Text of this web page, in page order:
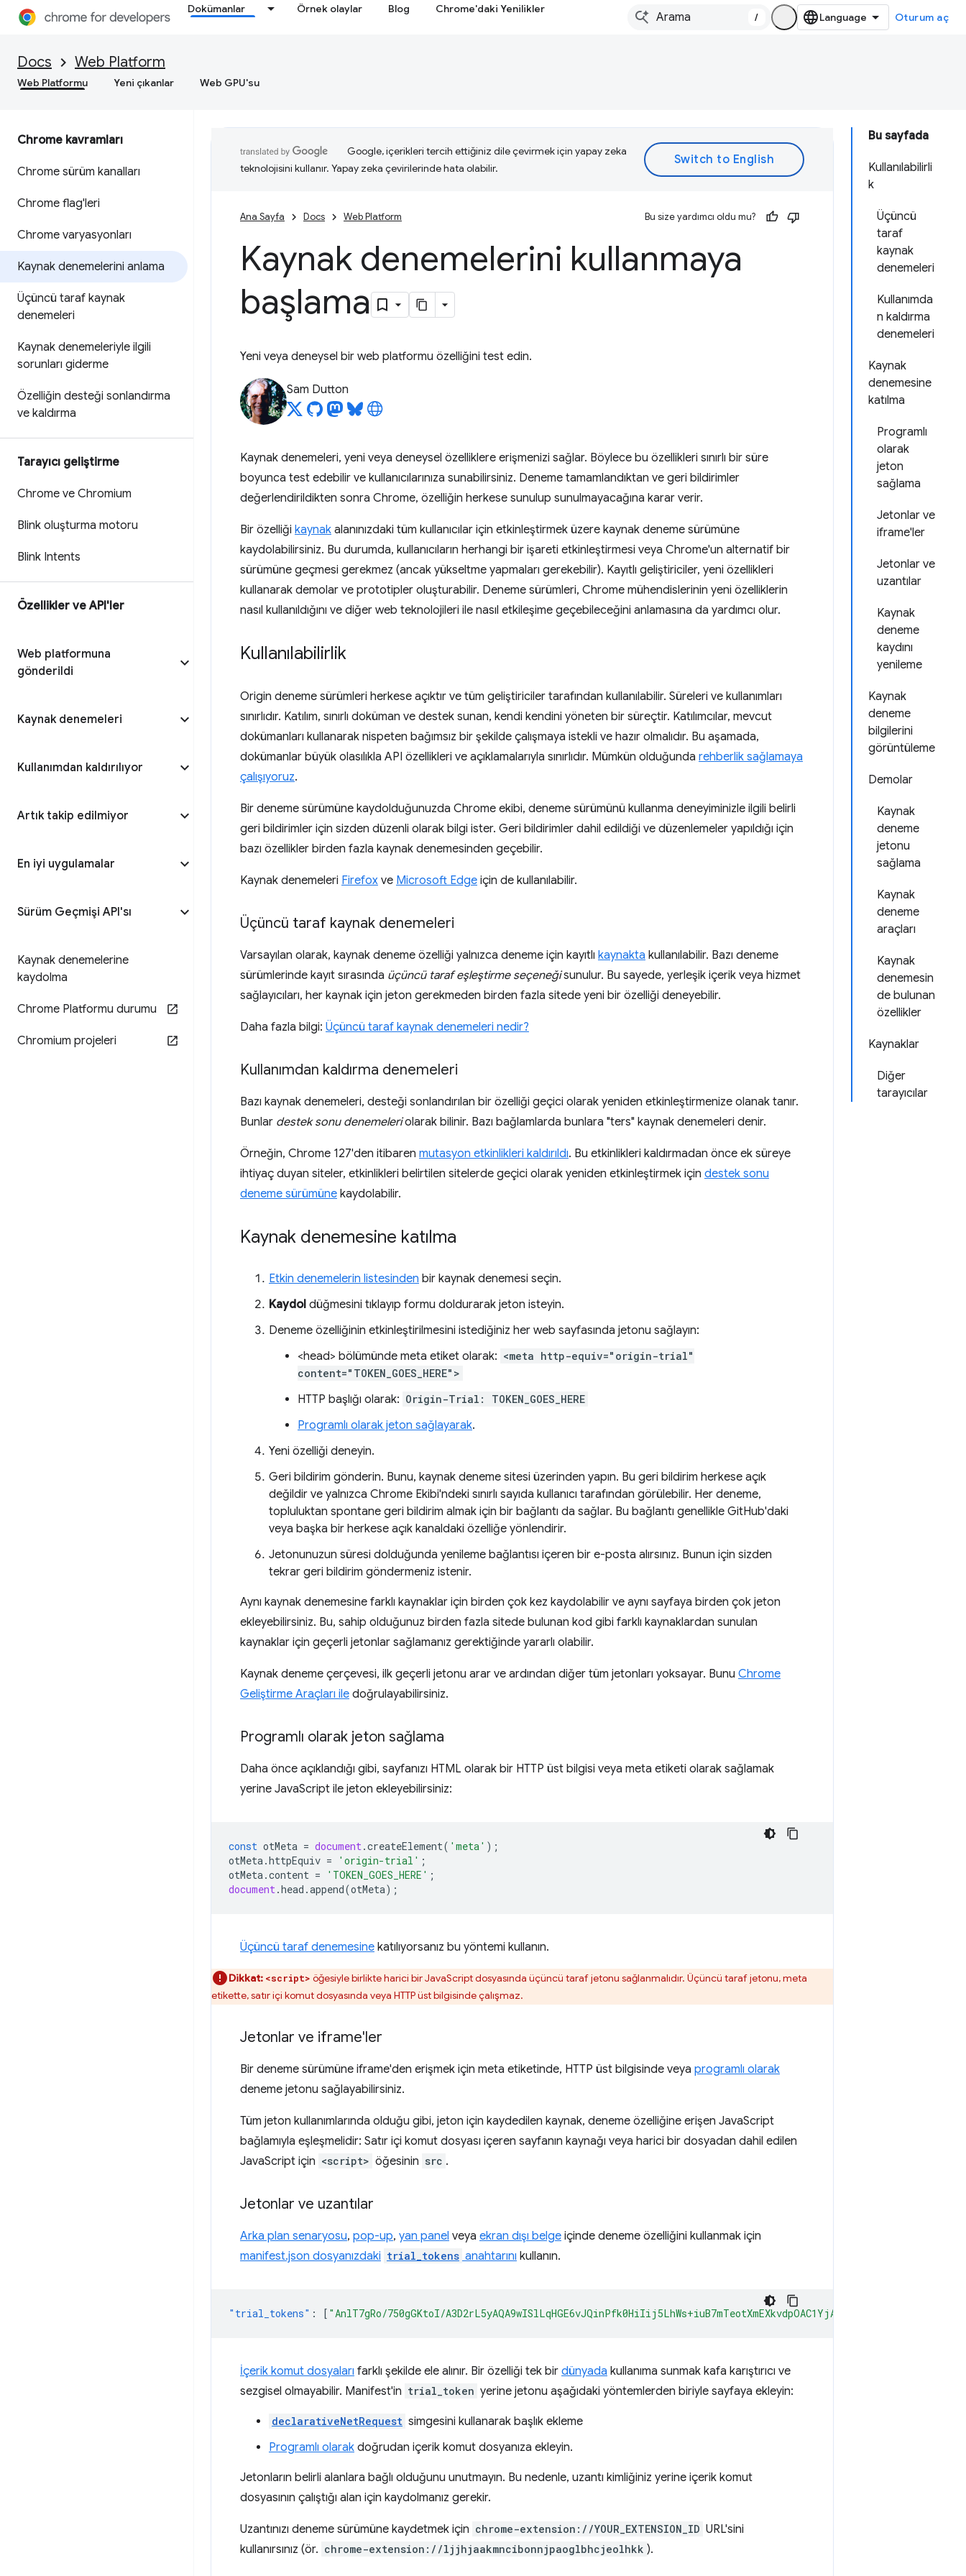
Dokümanlar Örnek olaylar Blog Chrome'daki Yenilikler
/ Oturum aç
Docs Web Platform
Web Platformu Yeni çıkanlar Web GPU'su
Chrome kavramları
Chrome sürüm kanalları
Chrome flag'leri
Chrome varyasyonları
Kaynak denemelerini anlama
Üçüncü taraf kaynak
denemeleri
Kaynak denemeleriyle ilgili
sorunları giderme
Özelliğin desteği sonlandırma
ve kaldırma
Tarayıcı geliştirme
Chrome ve Chromium
Blink oluşturma motoru
Blink Intents
Özellikler ve API'ler
Web platformuna
gönderildi
Kaynak denemeleri
Kullanımdan kaldırılıyor
Artık takip edilmiyor
En iyi uygulamalar
Sürüm Geçmişi API'sı
Kaynak denemelerine
kaydolma
Chrome Platformu durumu
Chromium projeleri
Bu sayfada
Kullanılabilirli
k
Üçüncü
taraf
kaynak
denemeleri
Kullanımda
n kaldırma
denemeleri
Kaynak
denemesine
katılma
Programlı
olarak
jeton
sağlama
Jetonlar ve
iframe'ler
Jetonlar ve
uzantılar
Kaynak
deneme
kaydını
yenileme
Kaynak
deneme
bilgilerini
görüntüleme
Demolar
Kaynak
deneme
jetonu
sağlama
Kaynak
deneme
araçları
Kaynak
denemesin
de bulunan
özellikler
Kaynaklar
Diğer
tarayıcılar
Google, içerikleri tercih ettiğiniz dile çevirmek için yapay zeka
teknolojisini kullanır. Yapay zeka çevirilerinde hata olabilir.
Ana Sayfa Docs Web Platform Bu size yardımcı oldu mu?
Kaynak denemelerini kullanmaya
başlama
Yeni veya deneysel bir web platformu özelliğini test edin.
Sam Dutton
Kaynak denemeleri, yeni veya deneysel özelliklere erişmenizi sağlar. Böylece bu özellikleri sınırlı bir süre
boyunca test edebilir ve kullanıcılarınıza sunabilirsiniz. Deneme tamamlandıktan ve geri bildirimler
değerlendirildikten sonra Chrome, özelliğin herkese sunulup sunulmayacağına karar verir.
Bir özelliği kaynak alanınızdaki tüm kullanıcılar için etkinleştirmek üzere kaynak deneme sürümüne
kaydolabilirsiniz. Bu durumda, kullanıcıların herhangi bir işareti etkinleştirmesi veya Chrome'un alternatif bir
sürümüne geçmesi gerekmez (ancak yükseltme yapmaları gerekebilir). Kayıtlı geliştiriciler, yeni özellikleri
kullanarak demolar ve prototipler oluşturabilir. Deneme sürümleri, Chrome mühendislerinin yeni özelliklerin
nasıl kullanıldığını ve diğer web teknolojileri ile nasıl etkileşime geçebileceğini anlamasına da yardımcı olur.
Kullanılabilirlik
Origin deneme sürümleri herkese açıktır ve tüm geliştiriciler tarafından kullanılabilir. Süreleri ve kullanımları
sınırlıdır. Katılım, sınırlı doküman ve destek sunan, kendi kendini yöneten bir süreçtir. Katılımcılar, mevcut
dokümanları kullanarak nispeten bağımsız bir şekilde çalışmaya istekli ve hazır olmalıdır. Bu aşamada,
dokümanlar büyük olasılıkla API özellikleri ve açıklamalarıyla sınırlıdır. Mümkün olduğunda rehberlik sağlamaya
çalışıyoruz.
Bir deneme sürümüne kaydolduğunuzda Chrome ekibi, deneme sürümünü kullanma deneyiminizle ilgili belirli
geri bildirimler için sizden düzenli olarak bilgi ister. Geri bildirimler dahil edildiği ve düzenlemeler yapıldığı için
bazı özellikler birden fazla kaynak denemesinden geçebilir.
Kaynak denemeleri Firefox ve Microsoft Edge için de kullanılabilir.
Üçüncü taraf kaynak denemeleri
Varsayılan olarak, kaynak deneme özelliği yalnızca deneme için kayıtlı kaynakta kullanılabilir. Bazı deneme
sürümlerinde kayıt sırasında üçüncü taraf eşleştirme seçeneğisunulur. Bu sayede, yerleşik içerik veya hizmet
sağlayıcıları, her kaynak için jeton gerekmeden birden fazla sitede yeni bir özelliği deneyebilir.
Daha fazla bilgi: Üçüncü taraf kaynak denemeleri nedir?
Kullanımdan kaldırma denemeleri
Bazı kaynak denemeleri, desteği sonlandırılan bir özelliği geçici olarak yeniden etkinleştirmenize olanak tanır.
Bunlar destek sonu denemeleriolarak bilinir. Bazı bağlamlarda bunlara "ters" kaynak denemeleri denir.
Örneğin, Chrome 127'den itibaren mutasyon etkinlikleri kaldırıldı. Bu etkinlikleri kaldırmadan önce ek süreye
ihtiyaç duyan siteler, etkinlikleri belirtilen sitelerde geçici olarak yeniden etkinleştirmek için destek sonu
deneme sürümüne kaydolabilir.
Kaynak denemesine katılma
Etkin denemelerin listesinden bir kaynak denemesi seçin.
Kaydol düğmesini tıklayıp formu doldurarak jeton isteyin.
Deneme özelliğinin etkinleştirilmesini istediğiniz her web sayfasında jetonu sağlayın:
<head> bölümünde meta etiket olarak: <meta http-equiv="origin-trial"
content="TOKEN_GOES_HERE">
HTTP başlığı olarak: Origin-Trial: TOKEN_GOES_HERE
Programlı olarak jeton sağlayarak.
Yeni özelliği deneyin.
Geri bildirim gönderin. Bunu, kaynak deneme sitesi üzerinden yapın. Bu geri bildirim herkese açık
değildir ve yalnızca Chrome Ekibi'ndeki sınırlı sayıda kullanıcı tarafından görülebilir. Her deneme,
topluluktan spontane geri bildirim almak için bir bağlantı da sağlar. Bu bağlantı genellikle GitHub'daki
veya başka bir herkese açık kanaldaki özelliğe yönlendirir.
Jetonunuzun süresi dolduğunda yenileme bağlantısı içeren bir e-posta alırsınız. Bunun için sizden
tekrar geri bildirim göndermeniz istenir.
Aynı kaynak denemesine farklı kaynaklar için birden çok kez kaydolabilir ve aynı sayfaya birden çok jeton
ekleyebilirsiniz. Bu, sahip olduğunuz birden fazla sitede bulunan kod gibi farklı kaynaklardan sunulan
kaynaklar için geçerli jetonlar sağlamanız gerektiğinde yararlı olabilir.
Kaynak deneme çerçevesi, ilk geçerli jetonu arar ve ardından diğer tüm jetonları yoksayar. Bunu Chrome
Geliştirme Araçları ile doğrulayabilirsiniz.
Programlı olarak jeton sağlama
Daha önce açıklandığı gibi, sayfanızı HTML olarak bir HTTP üst bilgisi veya meta etiketi olarak sağlamak
yerine JavaScript ile jeton ekleyebilirsiniz:
const otMeta = document.createElement( 'meta' );
otMeta.httpEquiv = 'origin-trial' ;
otMeta.content = 'TOKEN_GOES_HERE' ;
document.head .append(otMeta);
Üçüncü taraf denemesine katılıyorsanız bu yöntemi kullanın.
Dikkat: <script> öğesiyle birlikte harici bir JavaScript dosyasında üçüncü taraf jetonu sağlanmalıdır. Üçüncü taraf jetonu, meta
etikette, satır içi komut dosyasında veya HTTP üst bilgisinde çalışmaz.
Jetonlar ve iframe'ler
Bir deneme sürümüne iframe'den erişmek için meta etiketinde, HTTP üst bilgisinde veya programlı olarak
deneme jetonu sağlayabilirsiniz.
Tüm jeton kullanımlarında olduğu gibi, jeton için kaydedilen kaynak, deneme özelliğine erişen JavaScript
bağlamıyla eşleşmelidir: Satır içi komut dosyası içeren sayfanın kaynağı veya harici bir dosyadan dahil edilen
JavaScript için <script> öğesinin src .
Jetonlar ve uzantılar
Arka plan senaryosu, pop-up, yan panel veya ekran dışı belge içinde deneme özelliğini kullanmak için
manifest.json dosyanızdaki trial_tokens anahtarını kullanın.
"trial_tokens" : [ "AnlT7gRo/750gGKtoI/
İçerik komut dosyaları farklı şekilde ele alınır. Bir özelliği tek bir dünyada kullanıma sunmak kafa karıştırıcı ve
sezgisel olmayabilir. Manifest'in trial_token yerine jetonu aşağıdaki yöntemlerden biriyle sayfaya ekleyin:
declarativeNetRequest simgesini kullanarak başlık ekleme
Programlı olarak doğrudan içerik komut dosyanıza ekleyin.
Jetonların belirli alanlara bağlı olduğunu unutmayın. Bu nedenle, uzantı kimliğiniz yerine içerik komut
dosyasının çalıştığı alan için kaydolmanız gerekir.
Uzantınızı deneme sürümüne kaydetmek için chrome-extension://YOUR_EXTENSION_ID URL'sini
kullanırsınız (ör. chrome-extension://ljjhjaakmncibonnjpaoglbhcjeolhkk ).